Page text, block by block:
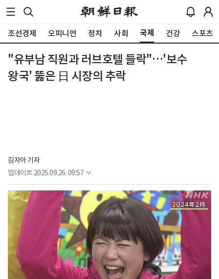
조선경제 오피니언 정치 사회 국제 건강 스포츠
"유부남 직원과 러브호텔 들락"…'보수
왕국' 뚫은 日 시장의 추락
김자아 기자
업데이트 2025.09.26. 09:57